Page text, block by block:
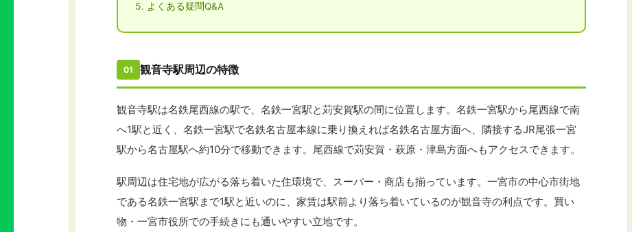
よくある疑問Q&A
01 観音寺駅周辺の特徴
観音寺駅は名鉄尾西線の駅で、名鉄一宮駅と苅安賀駅の間に位置します。名鉄一宮駅から尾西線で南
へ1駅と近く、名鉄一宮駅で名鉄名古屋本線に乗り換えれば名鉄名古屋方面へ、隣接するJR尾張一宮
駅から名古屋駅へ約10分で移動できます。尾西線で苅安賀・萩原・津島方面へもアクセスできます。
駅周辺は住宅地が広がる落ち着いた住環境で、スーパー・商店も揃っています。一宮市の中心市街地
である名鉄一宮駅まで1駅と近いのに、家賃は駅前より落ち着いているのが観音寺の利点です。買い
物・一宮市役所での手続きにも通いやすい立地です。